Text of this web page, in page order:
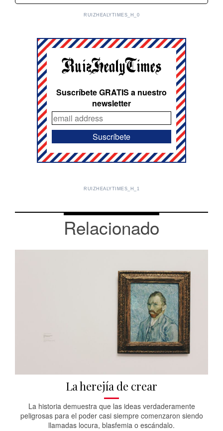
RUIZHEALYTIMES_H_0
Suscríbete GRATIS a nuestro
newsletter
RUIZHEALYTIMES_H_1
Relacionado
La herejía de crear
La historia demuestra que las ideas verdaderamente
peligrosas para el poder casi siempre comenzaron siendo
llamadas locura, blasfemia o escándalo.